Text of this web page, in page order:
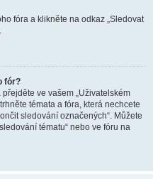
fóra a klikněte na odkaz „Sledovat
fór?
ve vašem „Uživatelském
témata a fóra, která nechcete
sledování označených“. Můžete
tématu“ nebo ve fóru na